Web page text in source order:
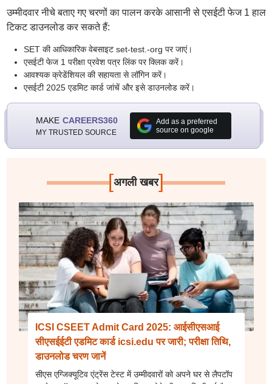
उम्मीदवार नीचे बताए गए चरणों का पालन करके आसानी से एसईटी फेज 1 हाल
टिकट डाउनलोड कर सकते हैं:
SET की आधिकारिक वेबसाइट set-test.-org पर जाएं।
एसईटी फेज 1 परीक्षा प्रवेश पत्र लिंक पर क्लिक करें।
आवश्यक क्रेडेंशियल की सहायता से लॉगिन करें।
एसईटी 2025 एडमिट कार्ड जांचें और इसे डाउनलोड करें।
MAKE CAREERS360
MY TRUSTED SOURCE
Add as a preferred
source on google
[अगली खबर]
ICSI CSEET Admit Card 2025: आईसीएसआई
सीएसईईटी एडमिट कार्ड icsi.edu पर जारी; परीक्षा तिथि,
डाउनलोड चरण जानें
सीएस एग्जिक्यूटिव एंट्रेंस टेस्ट में उम्मीदवारों को अपने घर से लैपटॉप